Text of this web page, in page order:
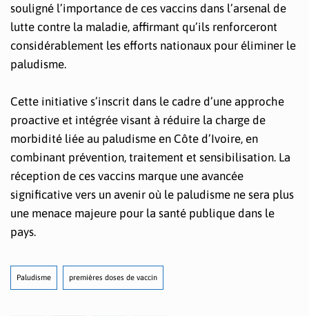
souligné l’importance de ces vaccins dans l’arsenal de
lutte contre la maladie, affirmant qu’ils renforceront
considérablement les efforts nationaux pour éliminer le
paludisme.
Cette initiative s’inscrit dans le cadre d’une approche
proactive et intégrée visant à réduire la charge de
morbidité liée au paludisme en Côte d’Ivoire, en
combinant prévention, traitement et sensibilisation. La
réception de ces vaccins marque une avancée
significative vers un avenir où le paludisme ne sera plus
une menace majeure pour la santé publique dans le
pays.
Paludisme premières doses de vaccin